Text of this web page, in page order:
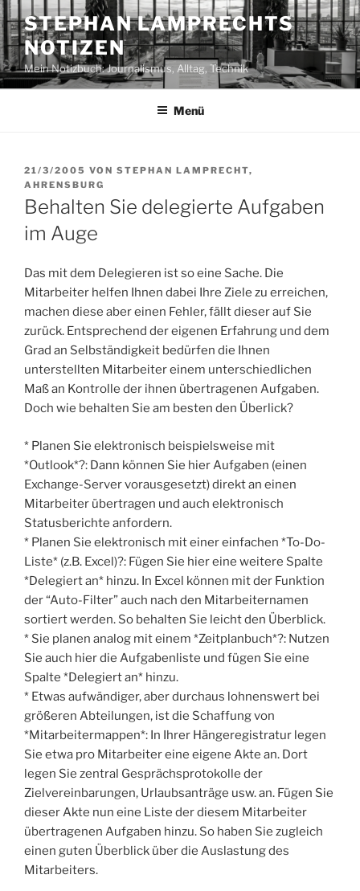
Zum
Inhalt
springen
STEPHAN LAMPRECHTS
NOTIZEN
Mein Notizbuch: Journalismus, Alltag, Technik
Menü
VERÖFFENTLICHT
AM
21/3/2005 VON STEPHAN LAMPRECHT,
AHRENSBURG
Behalten Sie delegierte Aufgaben
im Auge
Das mit dem Delegieren ist so eine Sache. Die
Mitarbeiter helfen Ihnen dabei Ihre Ziele zu erreichen,
machen diese aber einen Fehler, fällt dieser auf Sie
zurück. Entsprechend der eigenen Erfahrung und dem
Grad an Selbständigkeit bedürfen die Ihnen
unterstellten Mitarbeiter einem unterschiedlichen
Maß an Kontrolle der ihnen übertragenen Aufgaben.
Doch wie behalten Sie am besten den Überlick?
* Planen Sie elektronisch beispielsweise mit
*Outlook*?: Dann können Sie hier Aufgaben (einen
Exchange-Server vorausgesetzt) direkt an einen
Mitarbeiter übertragen und auch elektronisch
Statusberichte anfordern.
* Planen Sie elektronisch mit einer einfachen *To-Do-
Liste* (z.B. Excel)?: Fügen Sie hier eine weitere Spalte
*Delegiert an* hinzu. In Excel können mit der Funktion
der “Auto-Filter” auch nach den Mitarbeiternamen
sortiert werden. So behalten Sie leicht den Überblick.
* Sie planen analog mit einem *Zeitplanbuch*?: Nutzen
Sie auch hier die Aufgabenliste und fügen Sie eine
Spalte *Delegiert an* hinzu.
* Etwas aufwändiger, aber durchaus lohnenswert bei
größeren Abteilungen, ist die Schaffung von
*Mitarbeitermappen*: In Ihrer Hängeregistratur legen
Sie etwa pro Mitarbeiter eine eigene Akte an. Dort
legen Sie zentral Gesprächsprotokolle der
Zielvereinbarungen, Urlaubsanträge usw. an. Fügen Sie
dieser Akte nun eine Liste der diesem Mitarbeiter
übertragenen Aufgaben hinzu. So haben Sie zugleich
einen guten Überblick über die Auslastung des
Mitarbeiters.